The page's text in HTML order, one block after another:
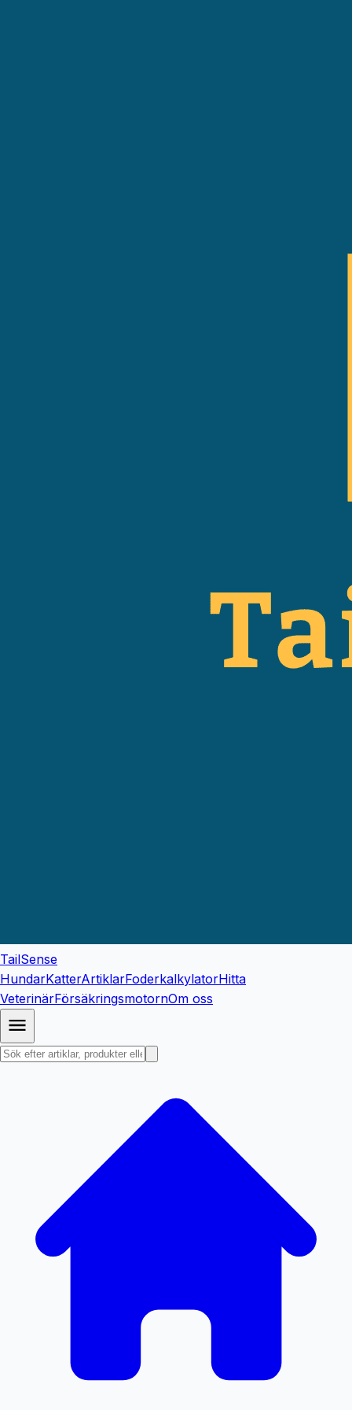
TailSense
HundarKatterArtiklarFoderkalkylatorHitta
VeterinärFörsäkringsmotornOm oss